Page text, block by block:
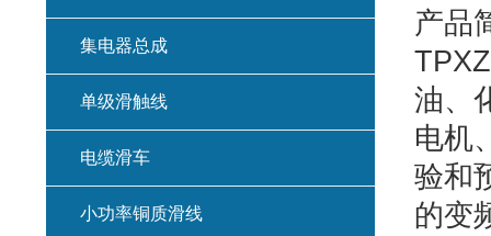
产品
油、
电机
验和
的变
集电器总成
单级滑触线
电缆滑车
小功率铜质滑线